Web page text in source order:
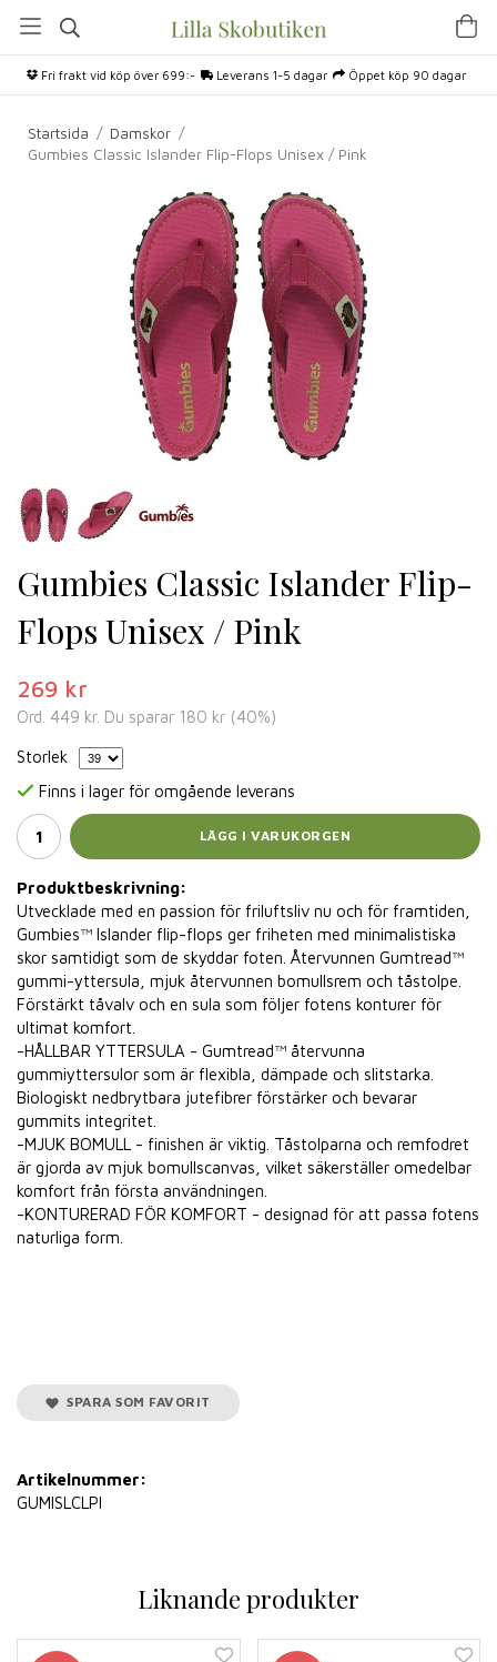
Fri frakt vid köp över 699:- Leverans 1-5 dagar Öppet köp 90 dagar
Startsida / Damskor /
Gumbies Classic Islander Flip-Flops Unisex / Pink
Gumbies Classic Islander Flip-
Flops Unisex / Pink
269 kr
Ord. 449 kr. Du sparar 180 kr (40%)
Storlek
Finns i lager för omgående leverans
LÄGG I VARUKORGEN
Produktbeskrivning:
Utvecklade med en passion för friluftsliv nu och för framtiden,
Gumbies™ Islander flip-flops ger friheten med minimalistiska
skor samtidigt som de skyddar foten. Återvunnen Gumtread™
gummi-yttersula, mjuk återvunnen bomullsrem och tåstolpe.
Förstärkt tåvalv och en sula som följer fotens konturer för
ultimat komfort.
-HÅLLBAR YTTERSULA - Gumtread™ återvunna
gummiyttersulor som är flexibla, dämpade och slitstarka.
Biologiskt nedbrytbara jutefibrer förstärker och bevarar
gummits integritet.
-MJUK BOMULL - finishen är viktig. Tåstolparna och remfodret
är gjorda av mjuk bomullscanvas, vilket säkerställer omedelbar
komfort från första användningen.
-KONTURERAD FÖR KOMFORT - designad för att passa fotens
naturliga form.
SPARA SOM FAVORIT
Artikelnummer:
GUMISLCLPI
Liknande produkter